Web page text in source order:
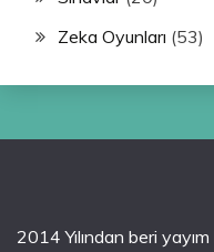
Zeka Oyunları (53)
2014 Yılından beri